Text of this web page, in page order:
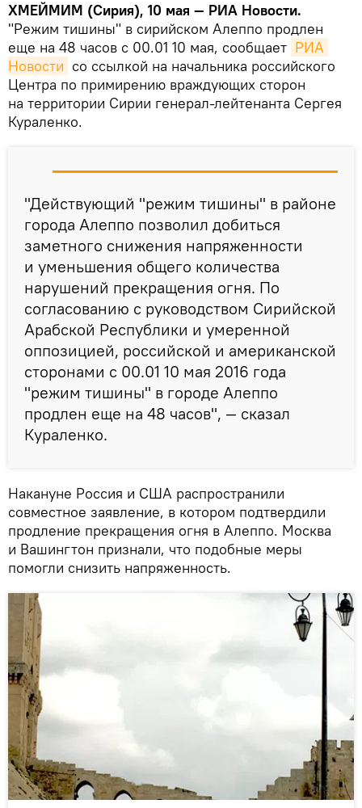
ХМЕЙМИМ (Сирия), 10 мая — РИА Новости.
"Режим тишины" в сирийском Алеппо продлен
еще на 48 часов с 00.01 10 мая, сообщает РИА
Новости со ссылкой на начальника российского
Центра по примирению враждующих сторон
на территории Сирии генерал-лейтенанта Сергея
Кураленко.
"Действующий "режим тишины" в районе
города Алеппо позволил добиться
заметного снижения напряженности
и уменьшения общего количества
нарушений прекращения огня. По
согласованию с руководством Сирийской
Арабской Республики и умеренной
оппозицией, российской и американской
сторонами с 00.01 10 мая 2016 года
"режим тишины" в городе Алеппо
продлен еще на 48 часов", — сказал
Кураленко.
Накануне Россия и США распространили
совместное заявление, в котором подтвердили
продление прекращения огня в Алеппо. Москва
и Вашингтон признали, что подобные меры
помогли снизить напряженность.